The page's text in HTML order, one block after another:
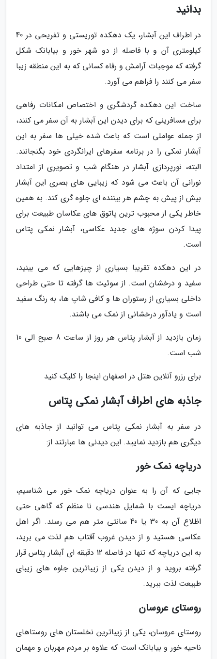
بدانید
در اطراف این آبشار، یک دهکده توریستی و تفریحی در 40
کیلومتری آن و با فاصله از دو شهر خور و بیابانک شکل
گرفته که موجبات آرامش و رفاه کسانی که به این منطقه زیبا
سفر می کنند را فراهم می آورد.
ساخت این دهکده گردشگری و اختصاص امکانات رفاهی
برای مسافرینی که برای دیدن این آبشار به آن سفر می کنند،
از جمله عواملی است که باعث شده خیلی ها سفر به این
آبشار نمکی را در برنامه سفرهای ایرانگردی خود بگنجانند.
البته، نورپردازی آبشار در هنگام شب و تصویری از امتداد
نورانی آن باعث می شود که زیبایی های بصری این آبشار
بیش از پیش به چشم هر بیننده ای جلوه گری کند. به همین
خاطر یکی از محبوب ترین پاتوق های عکاسان طبیعت برای
پیدا کردن سوژه های جدید عکاسی، آبشار نمکی پتاس
است.
در این دهکده تقریبا بسیاری از چیزهایی که می بینید،
سفید و درخشان است. از سوئیت ها گرفته تا حتی طراحی
داخلی بسیاری از رستوران ها و کافی شاپ ها، به رنگ سفید
است و یادآور درخشانی از نمک می باشند.
زمان بازدید از آبشار پتاس هر روز از ساعت 8 صبح الی 10
شب است.
برای رزرو آنلاین هتل در اصفهان اینجا را کلیک کنید
جاذبه های اطراف آبشار نمکی پتاس
در سفر به آبشار نمکی پتاس می توانید از جاذبه های
دیگری هم بازدید نمایید. این دیدنی ها عبارتند از:
دریاچه نمک خور
جایی که آن را به عنوان دریاچه نمک خور می شناسیم،
دریاچه ایست با شمایل هندسی نا منظم که گاهی حتی
اظلاع آن به 30 یا 40 سانتی متر هم می رسند. اگر اهل
عکاسی هستید و از دیدن غروب آفتاب هم لذت می برید،
به این دریاچه که تنها در فاصله 12 دقیقه ای آبشار پتاس قرار
گرفته بروید و از دیدن یکی از زیباترین جلوه های زیبای
طبیعت لذت ببرید.
روستای عروسان
روستای عروسان، یکی از زیباترین نخلستان های روستاهای
ناحیه خور و بیابانک است که علاوه بر مردم مهربان و مهمان